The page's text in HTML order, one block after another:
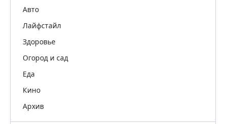
Авто
Лайфстайл
Здоровье
Огород и сад
Еда
Кино
Архив